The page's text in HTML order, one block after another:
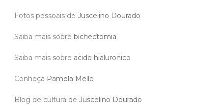
Fotos pessoais de Juscelino Dourado
Saiba mais sobre bichectomia
Saiba mais sobre acido hialuronico
Conheça Pamela Mello
Blog de cultura de Juscelino Dourado